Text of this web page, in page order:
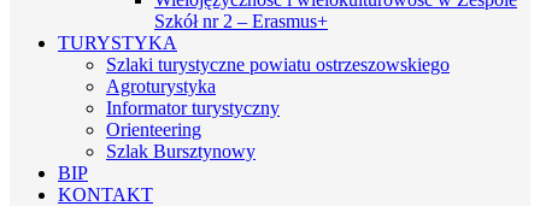
Szkół nr 2 – Erasmus+
TURYSTYKA
Szlaki turystyczne powiatu ostrzeszowskiego
Agroturystyka
Informator turystyczny
Orienteering
Szlak Bursztynowy
BIP
KONTAKT